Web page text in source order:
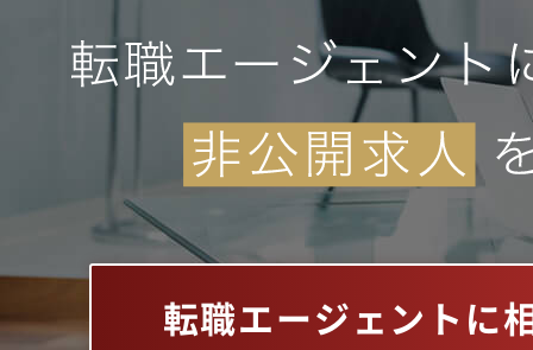
転職エージェントに